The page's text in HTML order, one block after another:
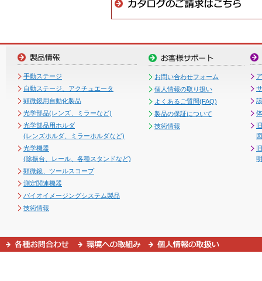
手動ステージ
自動ステージ、アクチュエータ
顕微鏡用自動化製品
光学部品(レンズ、ミラーなど)
光学部品用ホルダ
(レンズホルダ、ミラーホルダなど)
光学機器
(除振台、レール、各種スタンドなど)
顕微鏡、ツールスコープ
測定関連機器
バイオイメージングシステム製品
技術情報
お問い合わせフォーム
個人情報の取り扱い
よくあるご質問(FAQ)
製品の保証について
技術情報